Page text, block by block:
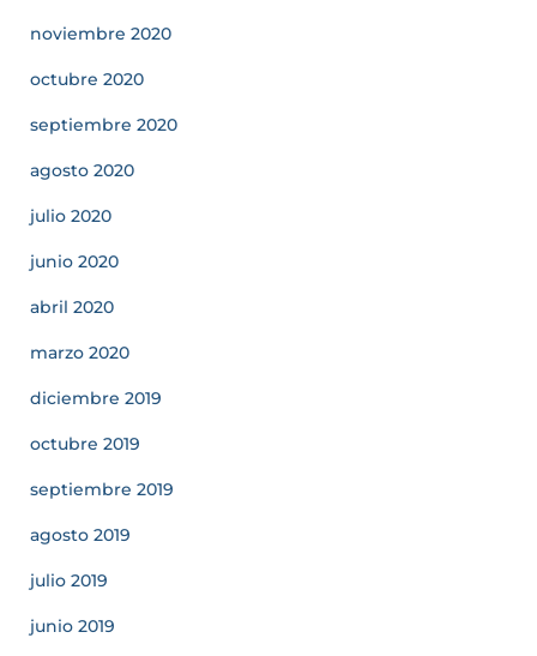
noviembre 2020
octubre 2020
septiembre 2020
agosto 2020
julio 2020
junio 2020
abril 2020
marzo 2020
diciembre 2019
octubre 2019
septiembre 2019
agosto 2019
julio 2019
junio 2019